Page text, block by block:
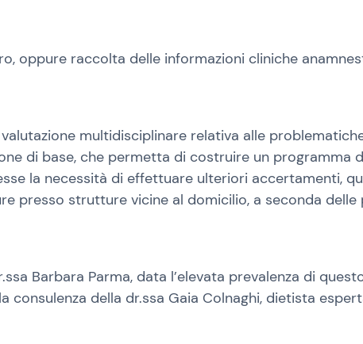
oppure raccolta delle informazioni cliniche
multidisciplinare relativa alle
di base, che permetta di costruire un programma
la necessità di effettuare ulteriori accertamenti,
presso strutture vicine al domicilio, a seconda
Barbara Parma, data l’elevata prevalenza di
consulenza della dr.ssa Gaia Colnaghi, dietista